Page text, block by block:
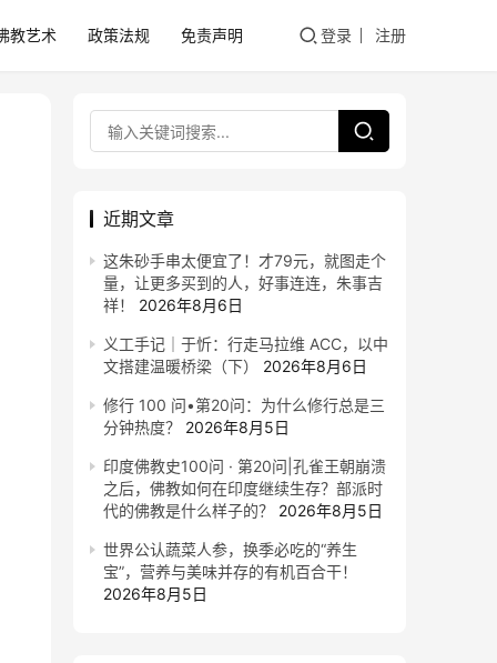
教艺术 政策法规 免责声明 登录 注册
近期文章
这朱砂手串太便宜了！才79元，就图走个
量，让更多买到的人，好事连连，朱事吉
祥！
2026年8月6日
义工手记｜于忻：行走马拉维 ACC，以中
文搭建温暖桥梁（下）
2026年8月6日
修行 100 问•第20问：为什么修行总是三
分钟热度？
2026年8月5日
印度佛教史100问 · 第20问|孔雀王朝崩溃
之后，佛教如何在印度继续生存？部派时
代的佛教是什么样子的？
2026年8月5日
世界公认蔬菜人参，换季必吃的“养生
宝”，营养与美味并存的有机百合干！
2026年8月5日